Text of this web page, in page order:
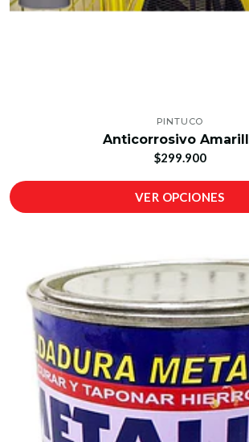
PINTUCO
Anticorrosivo
$299.900
VER OPCIONES